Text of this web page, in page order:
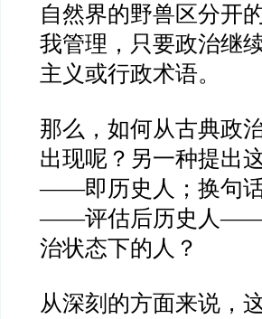
自然界的野兽区分开
我管理，只要政治继
主义或行政术语。
那么，如何从古典政
出现呢？另一种提出
——即历史人；换句
——评估后历史人
治状态下的人？
从深刻的方面来说，